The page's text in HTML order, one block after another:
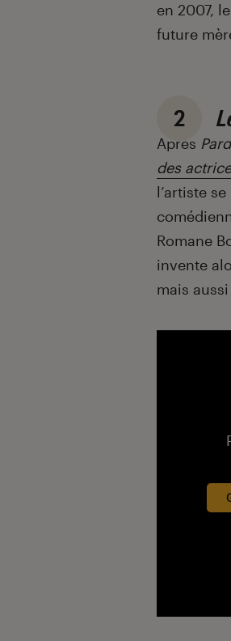
en 2007,
future
2
Après
des
l’artiste
Romane
invente
mais